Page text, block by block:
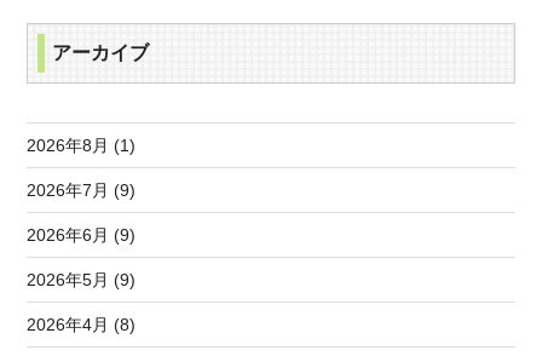
アーカイブ
2026年8月 (1)
2026年7月 (9)
2026年6月 (9)
2026年5月 (9)
2026年4月 (8)